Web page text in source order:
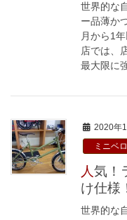
世界的な
ー品薄か
月から1
店では、
最大限に
2020年
ミニベロ
人気！ライトウェイ グレイシア 泥除
け仕様
世界的な